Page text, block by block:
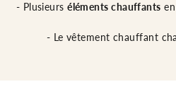
- Plusieurséléments chauffants
- Le vêtement chauffant